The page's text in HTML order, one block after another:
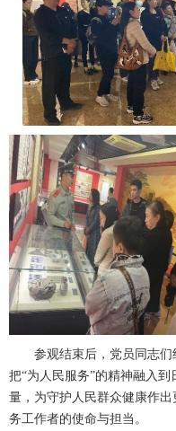
参观结束后，党员同志们
把“为人民服务”的精神融入
量，为守护人民群众健康作
务工作者的使命与担当。